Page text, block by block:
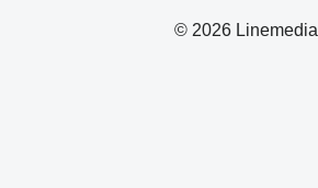
© 2026 Linemedia